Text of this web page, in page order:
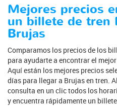
Mejores precios
un billete de tren
Brujas
Comparamos los precios de los
para ayudarte a encontrar el
Aquí están los mejores precios
días para llegar a Brujas en tren.
consulta en un clic todos los
y encuentra rápidamente un